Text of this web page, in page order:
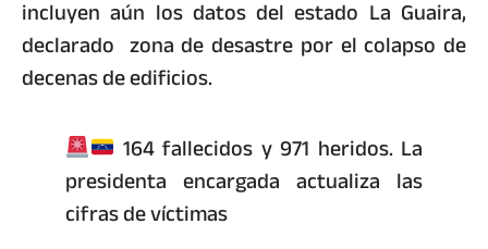
incluyen aún los datos del estado La Guaira,
declarado zona de desastre por el colapso de
decenas de edificios.
164 fallecidos y 971 heridos. La
presidenta encargada actualiza las
cifras de víctimas